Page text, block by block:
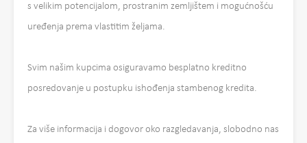
s velikim potencijalom, prostranim zemljištem i mogućnošću
uređenja prema vlastitim željama.
Svim našim kupcima osiguravamo besplatno kreditno
posredovanje u postupku ishođenja stambenog kredita.
Za više informacija i dogovor oko razgledavanja, slobodno nas